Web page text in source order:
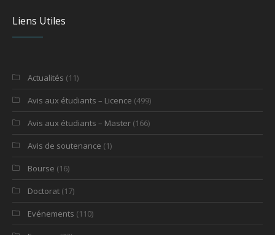
Liens Utiles
Actualités (11)
Avis aux étudiants – Licence (499)
Avis aux étudiants – Master (166)
Avis de soutenance (1)
Bourse (16)
Doctorat (17)
Evénements (110)